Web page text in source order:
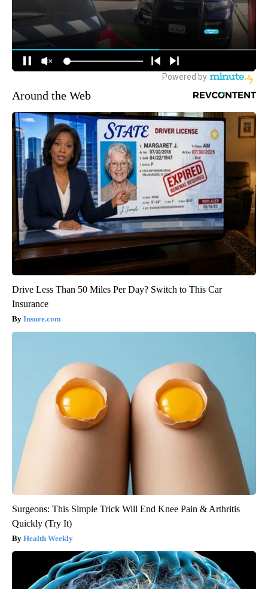
Around the Web
Drive Less Than 50 Miles Per Day? Switch to This Car
Insurance
Insure.com
Surgeons: This Simple Trick Will End Knee Pain & Arthritis
Quickly (Try It)
Health Weekly